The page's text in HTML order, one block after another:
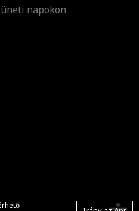
napokon
Nagy kurzor